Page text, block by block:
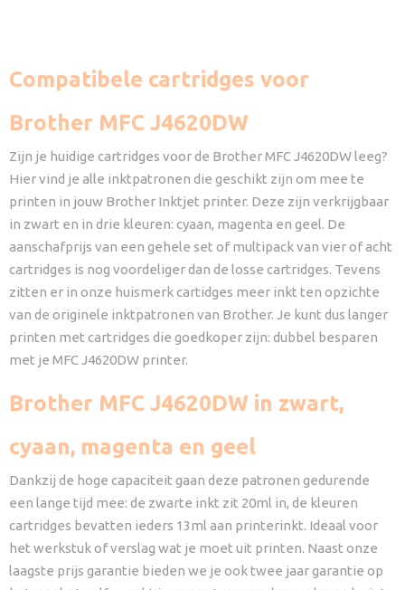
Compatibele cartridges voor
Brother MFC J4620DW
Zijn je huidige cartridges voor de Brother MFC J4620DW leeg?
Hier vind je alle inktpatronen die geschikt zijn om mee te
printen in jouw Brother Inktjet printer. Deze zijn verkrijgbaar
in zwart en in drie kleuren: cyaan, magenta en geel. De
aanschafprijs van een gehele set of multipack van vier of acht
cartridges is nog voordeliger dan de losse cartridges. Tevens
zitten er in onze huismerk cartidges meer inkt ten opzichte
van de originele inktpatronen van Brother. Je kunt dus langer
printen met cartridges die goedkoper zijn: dubbel besparen
met je MFC J4620DW printer.
Brother MFC J4620DW in zwart,
cyaan, magenta en geel
Dankzij de hoge capaciteit gaan deze patronen gedurende
een lange tijd mee: de zwarte inkt zit 20ml in, de kleuren
cartridges bevatten ieders 13ml aan printerinkt. Ideaal voor
het werkstuk of verslag wat je moet uit printen. Naast onze
laagste prijs garantie bieden we je ook twee jaar garantie op